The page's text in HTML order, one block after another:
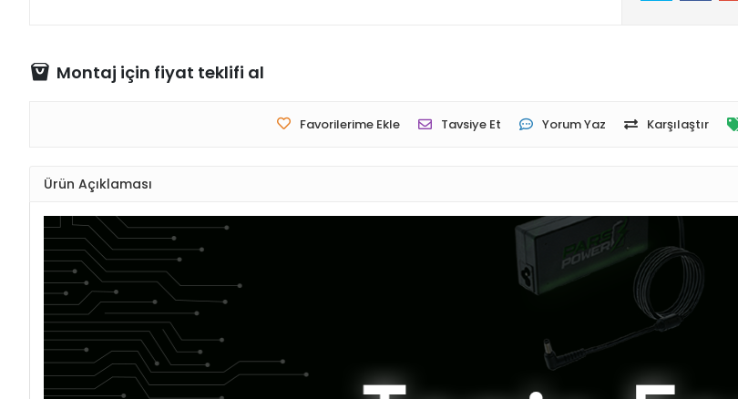
Montaj için fiyat teklifi al
Favorilerime Ekle Tavsiye Et Yorum Yaz Karşılaştır
Ürün Açıklaması